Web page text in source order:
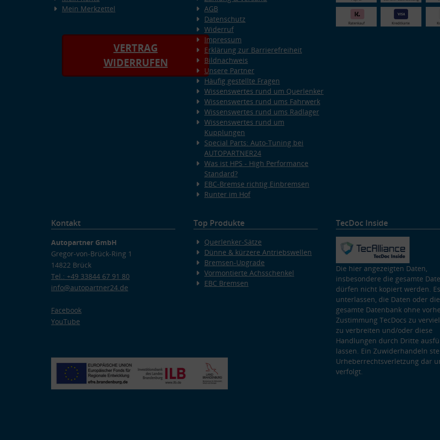
Mein Merkzettel
VERTRAG
WIDERRUFEN
AGB
Datenschutz
Widerruf
Impressum
Erklärung zur Barrierefreiheit
Bildnachweis
Unsere Partner
Häufig gestellte Fragen
Wissenswertes rund um Querlenker
Wissenswertes rund ums Fahrwerk
Wissenswertes rund ums Radlager
Wissenswertes rund um
Kupplungen
Special Parts: Auto-Tuning bei
AUTOPARTNER24
Was ist HPS - High Performance
Standard?
EBC-Bremse richtig Einbremsen
Runter im Hof
Kontakt
Autopartner GmbH
Gregor-von-Brück-Ring 1
14822 Brück
Tel.: +49 33844 67 91 80
info@autopartner24.de
Facebook
YouTube
Top Produkte
Querlenker-Sätze
Dünne & kürzere Antriebswellen
Bremsen-Upgrade
Vormontierte Achsschenkel
EBC Bremsen
TecDoc Inside
Die hier angezeigten Daten,
insbesondere die gesamte
dürfen nicht kopiert werden.
unterlassen, die Daten oder die
gesamte Datenbank ohne
Zustimmung TecDocs zu
zu verbreiten und/oder diese
Handlungen durch Dritte
lassen. Ein Zuwiderhandeln
Urheberrechtsverletzung dar
verfolgt.